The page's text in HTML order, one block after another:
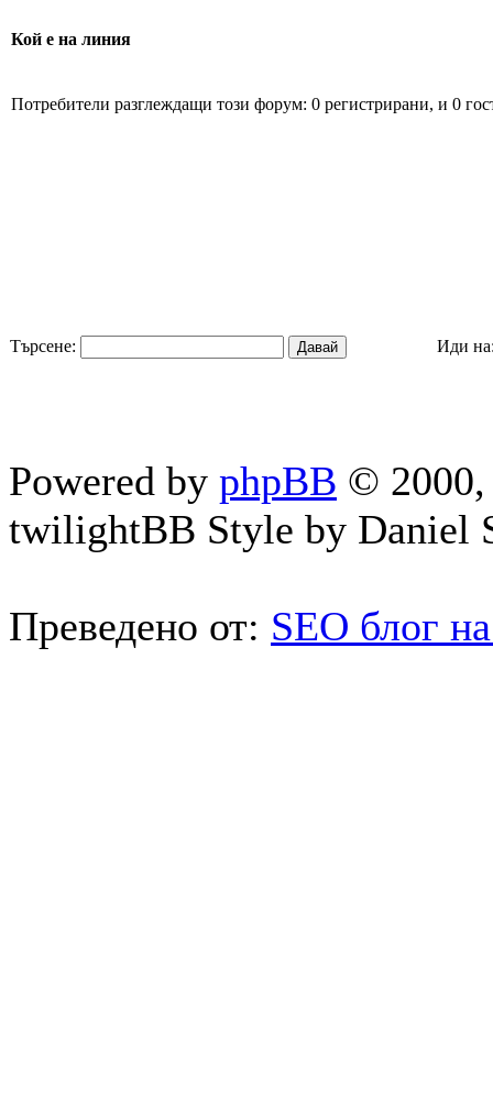
Кой е на линия
Потребители разглеждащи този форум: 0 регистрирани, и 0
Търсене: Иди
Powered by phpBB © 2000,
twilightBB Style by Daniel
Преведено от: SEO блог